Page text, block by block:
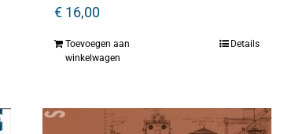
€ 16,00
Toevoegen aan
winkelwagen
Details